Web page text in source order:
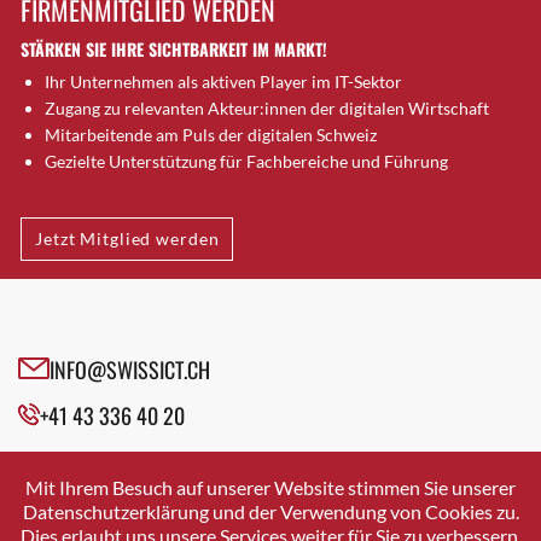
Brugg AG
Brütten
Bubendorf
Bubikon
Buchs (SG)
Bäretswil
Bülach
Cazis
Crissier
Davos Platz
Dierikon
Dietikon
FIRMENMITGLIED WERDEN
STÄRKEN SIE IHRE SICHTBARKEIT IM MARKT!
Ihr Unternehmen als aktiven Player im IT-Sektor
Zugang zu relevanten Akteur:innen der digitalen Wirtschaft
Mitarbeitende am Puls der digitalen Schweiz
Gezielte Unterstützung für Fachbereiche und Führung
Jetzt Mitglied werden
INFO@SWISSICT.CH
+41 43 336 40 20
SWISSICT
VULKANSTRASSE 120
8048 ZURICH
Mit Ihrem Besuch auf unserer Website stimmen Sie unserer
Datenschutzerklärung und der Verwendung von Cookies zu.
Dies erlaubt uns unsere Services weiter für Sie zu verbessern.